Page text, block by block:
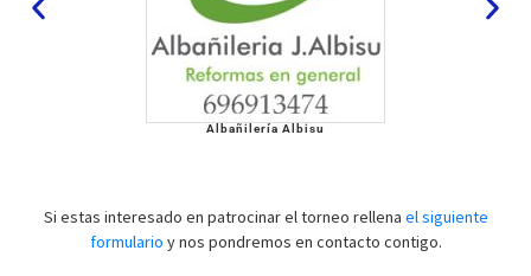
Albañilería Albisu
Si estas interesado en patrocinar el torneo rellena el siguiente
formulario y nos pondremos en contacto contigo.